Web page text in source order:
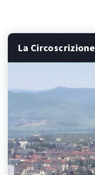
La Circoscrizione